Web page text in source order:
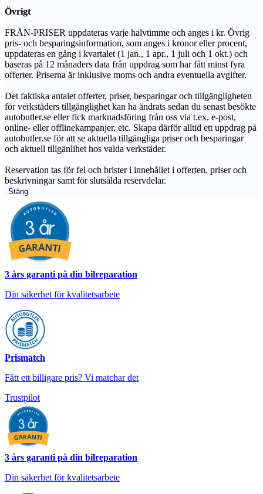
Övrigt
FRÅN-PRISER uppdateras varje halvtimme och anges i kr. Övrig
pris- och besparingsinformation, som anges i kronor eller procent,
uppdateras en gång i kvartalet (1 jan., 1 apr., 1 juli och 1 okt.) och
baseras på 12 månaders data från uppdrag som har fått minst fyra
offerter. Priserna är inklusive moms och andra eventuella avgifter.
Det faktiska antalet offerter, priser, besparingar och tillgängligheten
för verkstäders tillgänglighet kan ha ändrats sedan du senast besökte
autobutler.se eller fick marknadsföring från oss via t.ex. e-post,
online- eller offlinekampanjer, etc. Skapa därför alltid ett uppdrag på
autobutler.se för att se aktuella tillgängliga priser och besparingar
och aktuell tillgänlihet hos valda verkstäder.
Reservation tas för fel och brister i innehållet i offerten, priser och
beskrivningar samt för slutsålda reservdelar.
Stäng
3 års garanti på din bilreparation
Din säkerhet för kvalitetsarbete
Prismatch
Fått ett billigare pris? Vi matchar det
Trustpilot
3 års garanti på din bilreparation
Din säkerhet för kvalitetsarbete